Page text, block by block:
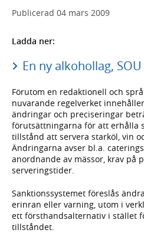
Publicerad 04 mars 2009
Ladda ner:
En ny alkohollag,
Förutom en redaktionell och
nuvarande regelverket
ändringar och preciseringar
förutsättningarna för att erhålla
tillstånd att servera starköl, vin
Ändringarna avser bl.a.
anordnande av mässor, krav på
serveringstider.
Sanktionssystemet föreslås
erinran eller varning, utom i
ett försthandsalternativ i stället
tillståndet.